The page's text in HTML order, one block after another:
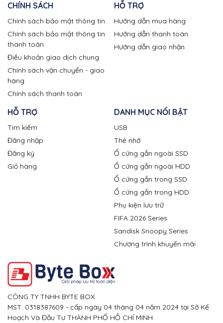
CHÍNH SÁCH
Chính sách bảo mật thông tin
Chính sách bảo mật thông tin
thanh toán
Điều khoản giao dịch chung
Chính sách vận chuyển - giao
hàng
Chính sách thanh toán
HỖ TRỢ
Hướng dẫn mua hàng
Hướng dẫn thanh toán
Hướng dẫn giao nhận
HỖ TRỢ
Tìm kiếm
Đăng nhập
Đăng ký
Giỏ hàng
DANH MỤC NỔI BẬT
USB
Thẻ nhớ
Ổ cứng gắn ngoài SSD
Ổ cứng gắn ngoài HDD
Ổ cứng gắn trong SSD
Ổ cứng gắn trong HDD
Phụ kiện lưu trữ
FIFA 2026 Series
Sandisk Snoopy Series
Chương trình khuyến mãi
CÔNG TY TNHH BYTE BOX
MST: 0318387609 - cấp ngày 04 tháng 04 năm 2024 tại Sở Kế
Hoạch Và Đầu Tư THÀNH PHỐ HỒ CHÍ MINH